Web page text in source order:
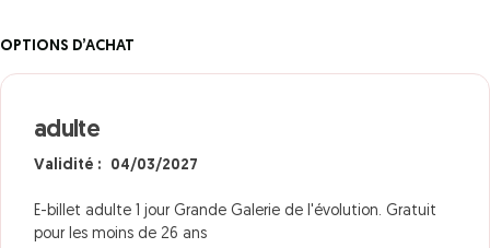
OPTIONS D’ACHAT
adulte
Validité : 04/03/2027
E-billet adulte 1 jour Grande Galerie de l'évolution. Gratuit
pour les moins de 26 ans